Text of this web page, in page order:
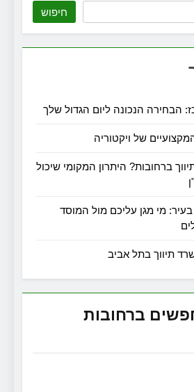
חיפוש
הבחירה הנכונה ליום הגדול שלך
של ויקטוריה
ברחובות? היתרון המקומי שיכול
מי מגן עליכם מול המוסד
תיווך בתל אביב
ברחובות